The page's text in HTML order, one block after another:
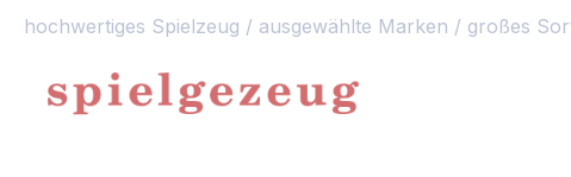
Zur Hauptnavigation springen
hochwertiges Spielzeug / ausgewählte Marken / großes